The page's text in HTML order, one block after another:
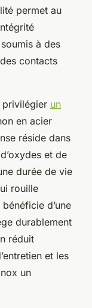
permet au
à des
contacts
privilégier un
en acier
réside dans
et de
durée de vie
rouille
d’une
durablement
réduit
et les
un